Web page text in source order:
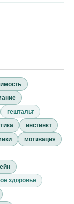
гештальт
инстинкт
мотивация
здоровье